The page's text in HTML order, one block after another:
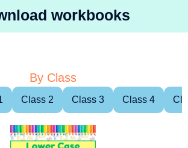
workbooks
By Class
Class 2 Class 3 Class 4